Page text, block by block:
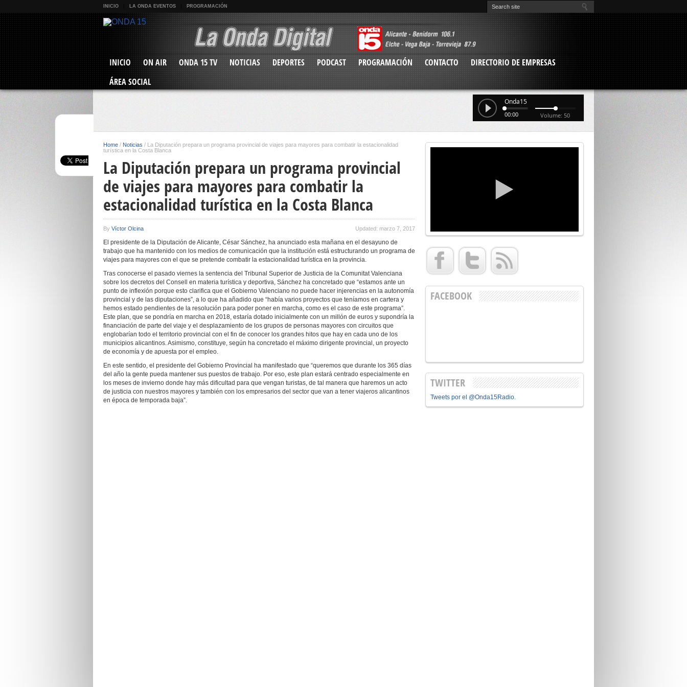
INICIO LA ONDA EVENTOS PROGRAMACIÓN
INICIO ON AIR ONDA 15 TV NOTICIAS DEPORTES PODCAST PROGRAMACIÓN CONTACTO
DIRECTORIO DE EMPRESAS
ÁREA SOCIAL
Onda15
00:00 Volume: 50
Home / Noticias / La Diputación prepara un programa provincial de viajes para mayores para combatir la estacionalidad
turística en la Costa Blanca
La Diputación prepara un programa provincial
de viajes para mayores para combatir la
estacionalidad turística en la Costa Blanca
By Víctor Olcina Updated: marzo 7, 2017
El presidente de la Diputación de Alicante, César Sánchez, ha anunciado esta mañana en el desayuno de
trabajo que ha mantenido con los medios de comunicación que la institución está estructurando un programa de
viajes para mayores con el que se pretende combatir la estacionalidad turística en la provincia.
Tras conocerse el pasado viernes la sentencia del Tribunal Superior de Justicia de la Comunitat Valenciana
sobre los decretos del Consell en materia turística y deportiva, Sánchez ha concretado que “estamos ante un
punto de inflexión porque esto clarifica que el Gobierno Valenciano no puede hacer injerencias en la autonomía
provincial y de las diputaciones”, a lo que ha añadido que “había varios proyectos que teníamos en cartera y
hemos estado pendientes de la resolución para poder poner en marcha, como es el caso de este programa”.
Este plan, que se pondría en marcha en 2018, estaría dotado inicialmente con un millón de euros y supondría la
financiación de parte del viaje y el desplazamiento de los grupos de personas mayores con circuitos que
englobarían todo el territorio provincial con el fin de conocer los grandes hitos que hay en cada uno de los
municipios alicantinos. Asimismo, constituye, según ha concretado el máximo dirigente provincial, un proyecto
de economía y de apuesta por el empleo.
En este sentido, el presidente del Gobierno Provincial ha manifestado que “queremos que durante los 365 días
del año la gente pueda mantener sus puestos de trabajo. Por eso, este plan estará centrado especialmente en
los meses de invierno donde hay más dificultad para que vengan turistas, de tal manera que haremos un acto
de justicia con nuestros mayores y también con los empresarios del sector que van a tener viajeros alicantinos
en época de temporada baja”.
FACEBOOK
TWITTER
Tweets por el @Onda15Radio.